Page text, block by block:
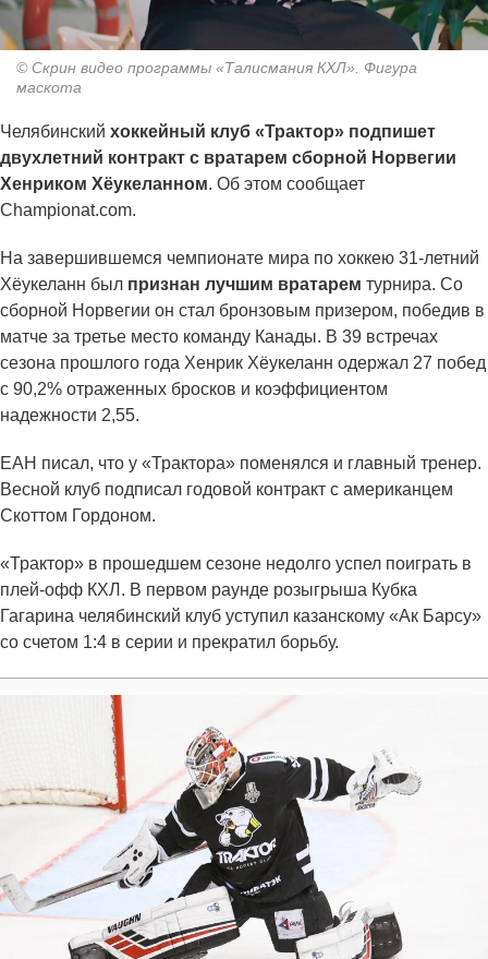
© Скрин видео программы «Талисмания КХЛ». Фигура
маскота
Челябинский хоккейный клуб «Трактор» подпишет
двухлетний контракт с вратарем сборной Норвегии
Хенриком Хёукеланном. Об этом сообщает
Сhampionat.com.
На завершившемся чемпионате мира по хоккею 31-летний
Хёукеланн был признан лучшим вратарем турнира. Со
сборной Норвегии он стал бронзовым призером, победив в
матче за третье место команду Канады. В 39 встречах
сезона прошлого года Хенрик Хёукеланн одержал 27 побед
с 90,2% отраженных бросков и коэффициентом
надежности 2,55.
ЕАН писал, что у «Трактора» поменялся и главный тренер.
Весной клуб подписал годовой контракт с американцем
Скоттом Гордоном.
«Трактор» в прошедшем сезоне недолго успел поиграть в
плей-офф КХЛ. В первом раунде розыгрыша Кубка
Гагарина челябинский клуб уступил казанскому «Ак Барсу»
со счетом 1:4 в серии и прекратил борьбу.